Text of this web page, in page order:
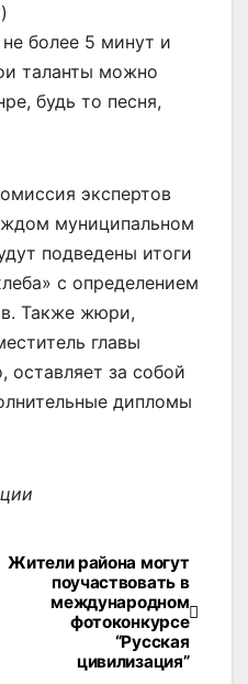
более 5 минут и
таланты можно
будь то песня,
экспертов
муниципальном
подведены итоги
с определением
Также жюри,
главы
за собой
дипломы
Жители района могут
поучаствовать в
международном
фотоконкурсе
“Русская
цивилизация”